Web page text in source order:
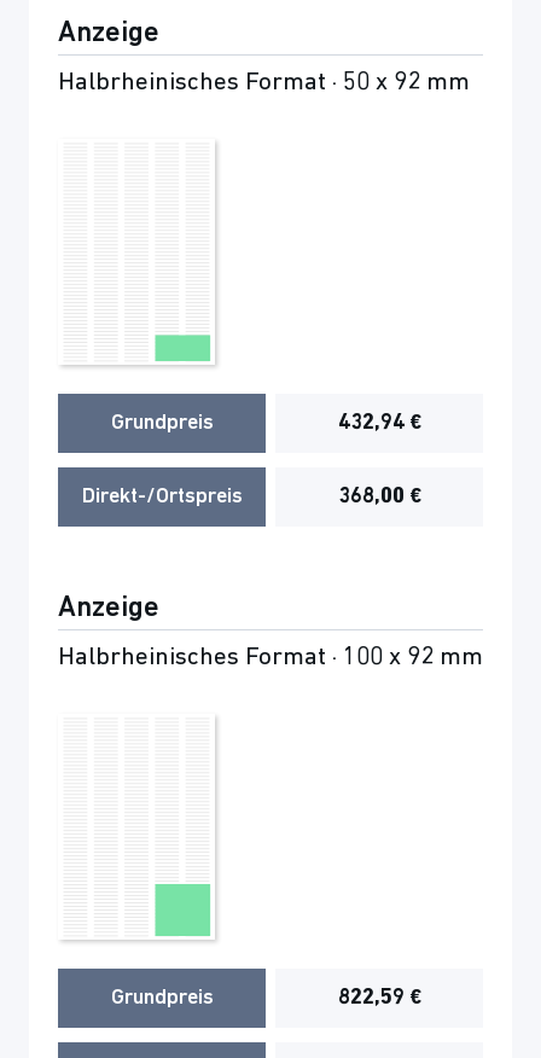
Anzeige
Halbrheinisches Format · 50 x 92 mm
Grundpreis 432,94 €
Direkt-/Ortspreis 368,00 €
Anzeige
Halbrheinisches Format · 100 x 92 mm
Grundpreis 822,59 €